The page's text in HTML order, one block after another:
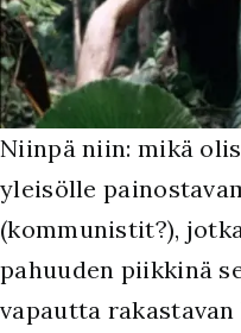
Niinpä niin: mikä
yleisölle
(kommunistit?),
pahuuden piikkinä
vapautta